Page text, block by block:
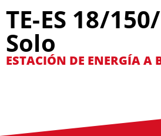
TE-ES 18/
Solo
ESTACIÓN DE ENERGÍA A